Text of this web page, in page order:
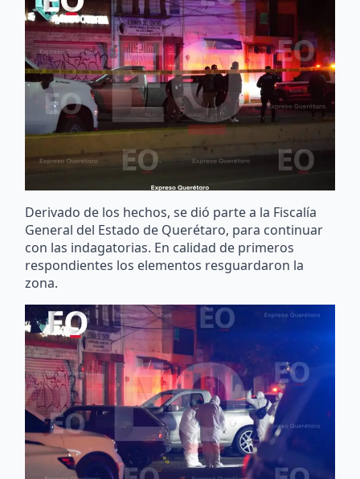
Derivado de los hechos, se dió parte a la Fiscalía
General del Estado de Querétaro, para continuar
con las indagatorias. En calidad de primeros
respondientes los elementos resguardaron la
zona.